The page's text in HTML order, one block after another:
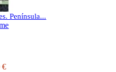
Península...
€